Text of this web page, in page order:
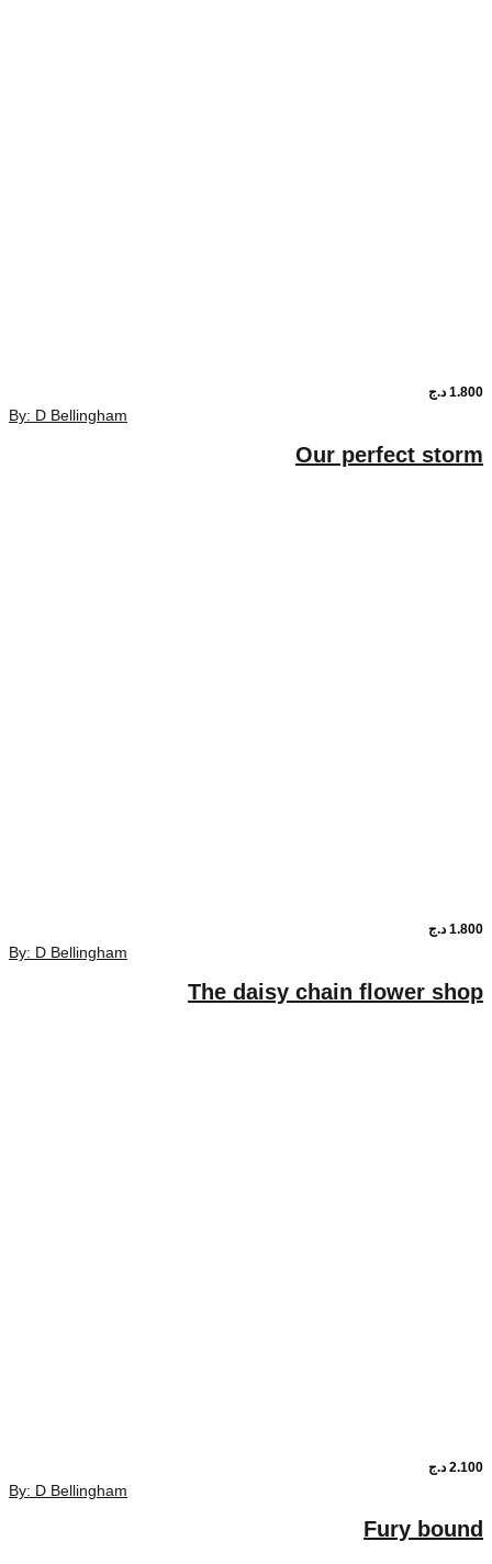
د.ج
By: D Bellingham
Our perfect
د.ج
By: D Bellingham
The daisy chain flower
د.ج
By: D Bellingham
Fury